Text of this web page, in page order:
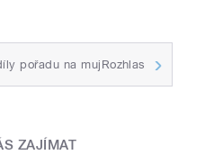
pořadu na mujRozhlas
ZAJÍMAT